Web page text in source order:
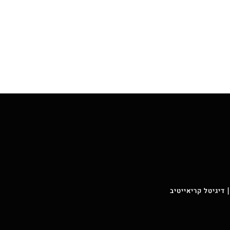
קריאייטיב